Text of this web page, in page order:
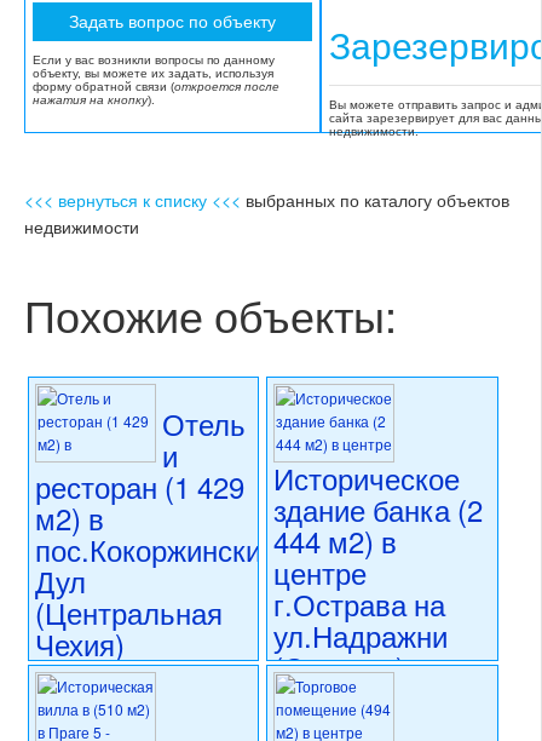
Если у вас возникли вопросы по данному
объекту, вы можете их задать, используя
форму обратной связи (откроется после
нажатия на кнопку).
Вы можете отправить запрос и
сайта зарезервирует для вас
недвижимости.
<<< вернуться к списку <<< выбранных по каталогу объектов
недвижимости
Похожие объекты:
Отель
и
ресторан (1 429
м2) в
пос.Кокоржинский
Дул
(Центральная
Чехия)
79 990 000 CZK
регион:Центральная Чехия
раздел: объекты для
Историческое
здание банка (2
444 м2) в
центре
г.Острава на
ул.Надражни
(Силезия)
80 000 000 CZK
регион:Силезия